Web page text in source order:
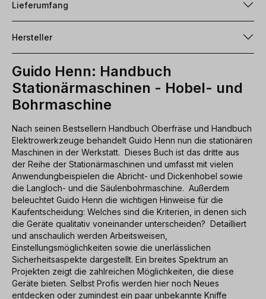
Lieferumfang
Hersteller
Guido Henn: Handbuch
Stationärmaschinen - Hobel- und
Bohrmaschine
Nach seinen Bestsellern Handbuch Oberfräse und Handbuch
Elektrowerkzeuge behandelt Guido Henn nun die stationären
Maschinen in der Werkstatt. Dieses Buch ist das dritte aus
der Reihe der Stationärmaschinen und umfasst mit vielen
Anwendungbeispielen die Abricht- und Dickenhobel sowie
die Langloch- und die Säulenbohrmaschine. Außerdem
beleuchtet Guido Henn die wichtigen Hinweise für die
Kaufentscheidung: Welches sind die Kriterien, in denen sich
die Geräte qualitativ voneinander unterscheiden? Detailliert
und anschaulich werden Arbeitsweisen,
Einstellungsmöglichkeiten sowie die unerlässlichen
Sicherheitsaspekte dargestellt. Ein breites Spektrum an
Projekten zeigt die zahlreichen Möglichkeiten, die diese
Geräte bieten. Selbst Profis werden hier noch Neues
entdecken oder zumindest ein paar unbekannte Kniffe